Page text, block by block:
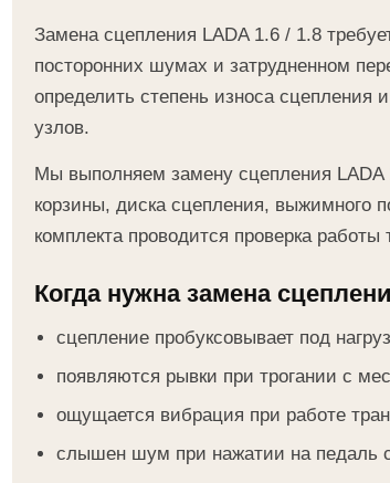
Замена сцепления LADA 1.6 / 1.8
посторонних шумах и затрудненном
определить степень износа сцепления
узлов.
Мы выполняем замену сцепления LADA
корзины, диска сцепления, выжимного
комплекта проводится проверка
Когда нужна замена
сцепление пробуксовывает под
появляются рывки при трогании с
ощущается вибрация при работе
слышен шум при нажатии на педаль